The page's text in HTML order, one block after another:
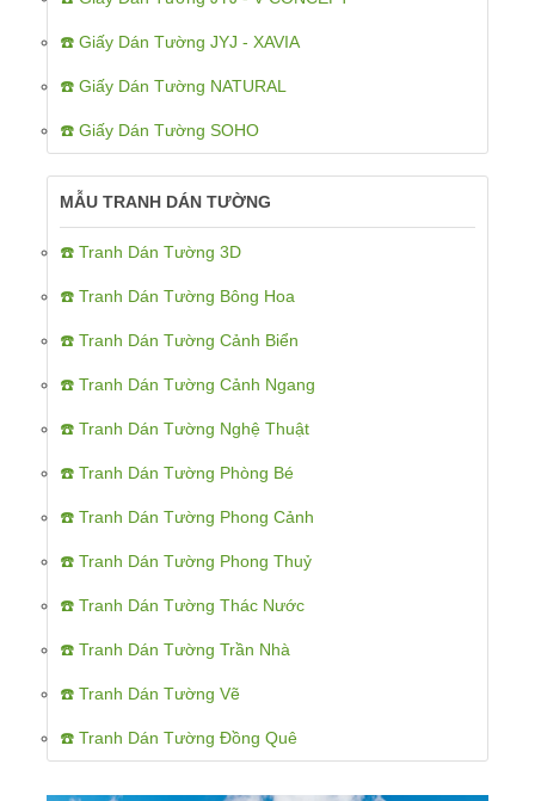
☎️ Giấy Dán Tường JYJ - XAVIA
☎️ Giấy Dán Tường NATURAL
☎️ Giấy Dán Tường SOHO
MẪU TRANH DÁN TƯỜNG
☎️ Tranh Dán Tường 3D
☎️ Tranh Dán Tường Bông Hoa
☎️ Tranh Dán Tường Cảnh Biển
☎️ Tranh Dán Tường Cảnh Ngang
☎️ Tranh Dán Tường Nghệ Thuật
☎️ Tranh Dán Tường Phòng Bé
☎️ Tranh Dán Tường Phong Cảnh
☎️ Tranh Dán Tường Phong Thuỷ
☎️ Tranh Dán Tường Thác Nước
☎️ Tranh Dán Tường Trần Nhà
☎️ Tranh Dán Tường Vẽ
☎️ Tranh Dán Tường Đồng Quê